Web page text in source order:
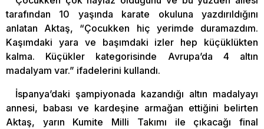
tarafından 10 yaşında karate okuluna yazdırıldığını
anlatan Aktaş, “Çocukken hiç yerimde duramazdım.
Kaşımdaki yara ve başımdaki izler hep küçüklükten
kalma. Küçükler kategorisinde Avrupa’da 4 altın
madalyam var.” ifadelerini kullandı.
İspanya’daki şampiyonada kazandığı altın madalyayı
annesi, babası ve kardeşine armağan ettiğini belirten
Aktaş, yarın Kumite Milli Takımı ile çıkacağı final